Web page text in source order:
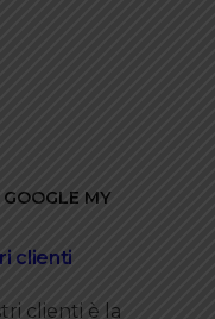
MY
clienti
clienti è la